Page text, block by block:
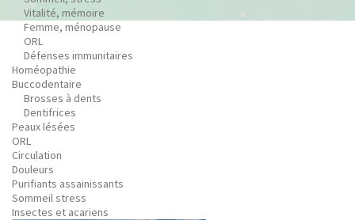
Vitalité, mémoire
Femme, ménopause
ORL
Défenses immunitaires
Homéopathie
Buccodentaire
Brosses à dents
Dentifrices
Peaux lésées
ORL
Circulation
Douleurs
Purifiants assainissants
Sommeil stress
Insectes et acariens